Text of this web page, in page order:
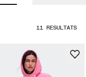
11 RÉSULTATS